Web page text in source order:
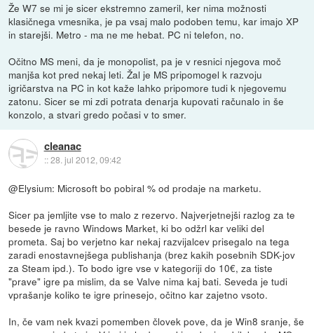
Že W7 se mi je sicer ekstremno zameril, ker nima možnosti
klasičnega vmesnika, je pa vsaj malo podoben temu, kar imajo XP
in starejši. Metro - ma ne me hebat. PC ni telefon, no.
Očitno MS meni, da je monopolist, pa je v resnici njegova moč
manjša kot pred nekaj leti. Žal je MS pripomogel k razvoju
igričarstva na PC in kot kaže lahko pripomore tudi k njegovemu
zatonu. Sicer se mi zdi potrata denarja kupovati računalo in še
konzolo, a stvari gredo počasi v to smer.
cleanac
::28. jul 2012, 09:42
@Elysium: Microsoft bo pobiral % od prodaje na marketu.
Sicer pa jemljite vse to malo z rezervo. Najverjetnejši razlog za te
besede je ravno Windows Market, ki bo odžrl kar veliki del
prometa. Saj bo verjetno kar nekaj razvijalcev prisegalo na tega
zaradi enostavnejšega publishanja (brez kakih posebnih SDK-jov
za Steam ipd.). To bodo igre vse v kategoriji do 10€, za tiste
"prave" igre pa mislim, da se Valve nima kaj bati. Seveda je tudi
vprašanje koliko te igre prinesejo, očitno kar zajetno vsoto.
In, če vam nek kvazi pomemben človek pove, da je Win8 sranje, še